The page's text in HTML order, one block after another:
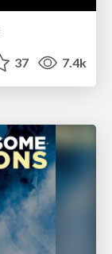
37 7.4k